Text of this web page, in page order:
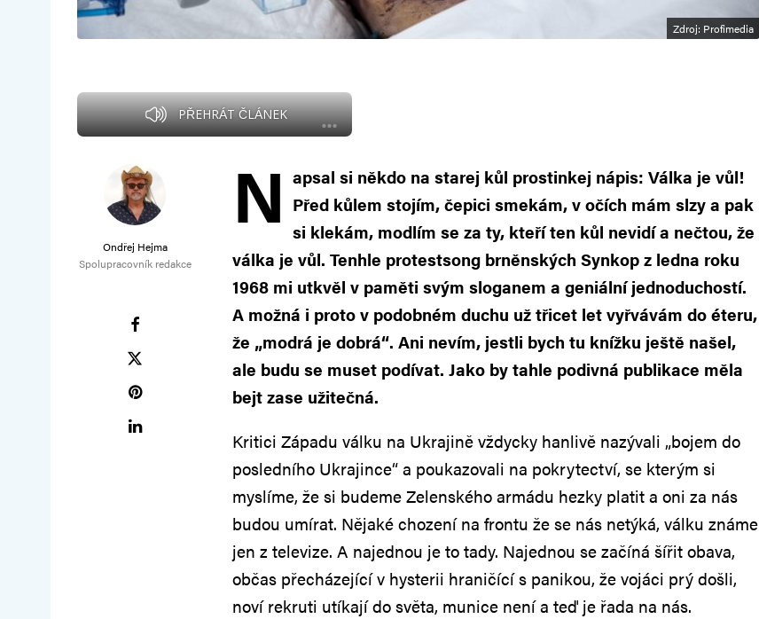
Zdroj: Profimedia
PŘEHRÁT ČLÁNEK
Ondřej Hejma
Spolupracovník redakce
N apsal si někdo na starej kůl prostinkej nápis: Válka je vůl!
Před kůlem stojím, čepici smekám, v očích mám slzy a pak
si klekám, modlím se za ty, kteří ten kůl nevidí a nečtou, že
válka je vůl. Tenhle protestsong brněnských Synkop z ledna roku
1968 mi utkvěl v paměti svým sloganem a geniální jednoduchostí.
A možná i proto v podobném duchu už třicet let vyřvávám do éteru,
že „modrá je dobrá“. Ani nevím, jestli bych tu knížku ještě našel,
ale budu se muset podívat. Jako by tahle podivná publikace měla
bejt zase užitečná.
Kritici Západu válku na Ukrajině vždycky hanlivě nazývali „bojem do
posledního Ukrajince“ a poukazovali na pokrytectví, se kterým si
myslíme, že si budeme Zelenského armádu hezky platit a oni za nás
budou umírat. Nějaké chození na frontu že se nás netýká, válku známe
jen z televize. A najednou je to tady. Najednou se začíná šířit obava,
občas přecházející v hysterii hraničící s panikou, že vojáci prý došli,
noví rekruti utíkají do světa, munice není a teď je řada na nás.